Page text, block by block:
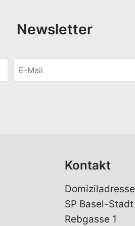
Newsletter
M
Kontakt
Domiziladresse
SP Basel-Stadt
Rebgasse 1